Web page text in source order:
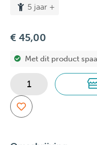
5 jaar +
€ 45,00
Met dit product